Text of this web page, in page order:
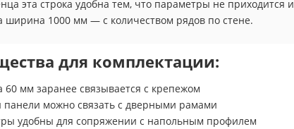
эта строка удобна тем, что параметры не
ширина 1000 мм — с количеством рядов по стене.
для комплектации:
мм заранее связывается с крепежом
панели можно связать с дверными рамами
удобны для сопряжении с напольным профилем